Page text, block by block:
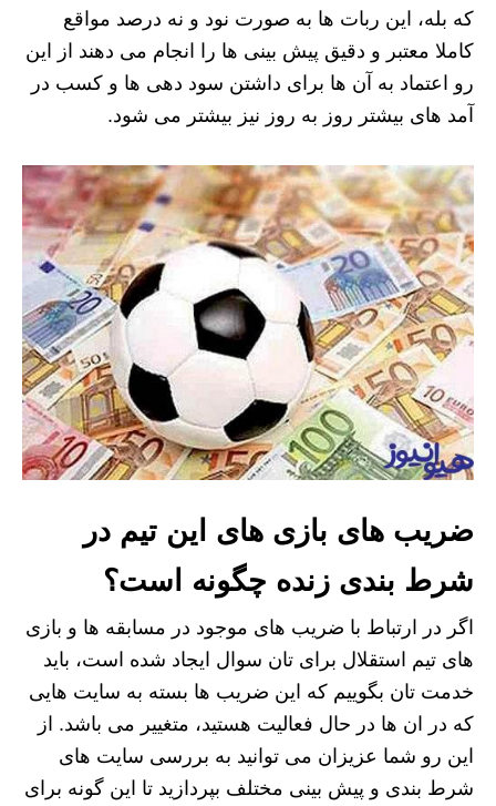
که بله، این ربات ها به صورت نود و نه درصد مواقع
کاملا معتبر و دقیق پیش بینی ها را انجام می دهند از این
رو اعتماد به آن ها برای داشتن سود دهی ها و کسب در
آمد های بیشتر روز به روز نیز بیشتر می شود.
ضریب های بازی های این تیم در
شرط بندی زنده چگونه است؟
اگر در ارتباط با ضریب های موجود در مسابقه ها و بازی
های تیم استقلال برای تان سوال ایجاد شده است، باید
خدمت تان بگوییم که این ضریب ها بسته به سایت هایی
که در ان ها در حال فعالیت هستید، متغییر می باشد. از
این رو شما عزیزان می توانید به بررسی سایت های
شرط بندی و پیش بینی مختلف بپردازید تا این گونه برای